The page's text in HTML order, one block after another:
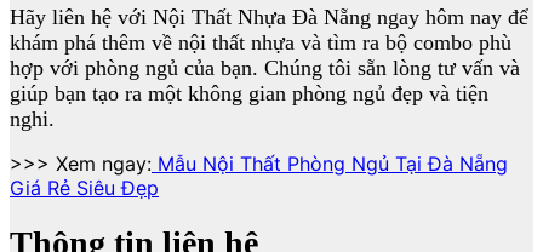
Hãy liên hệ với Nội Thất Nhựa Đà Nẵng ngay hôm nay để
khám phá thêm về nội thất nhựa và tìm ra bộ combo phù
hợp với phòng ngủ của bạn. Chúng tôi sẵn lòng tư vấn và
giúp bạn tạo ra một không gian phòng ngủ đẹp và tiện
nghi.
>>> Xem ngay: Mẫu Nội Thất Phòng Ngủ Tại Đà Nẵng
Giá Rẻ Siêu Đẹp
Thông tin liên hệ